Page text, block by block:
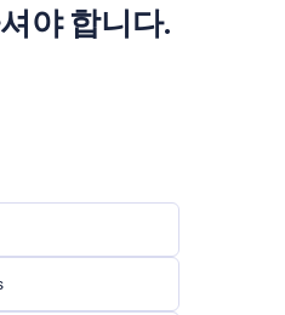
야 합니다.